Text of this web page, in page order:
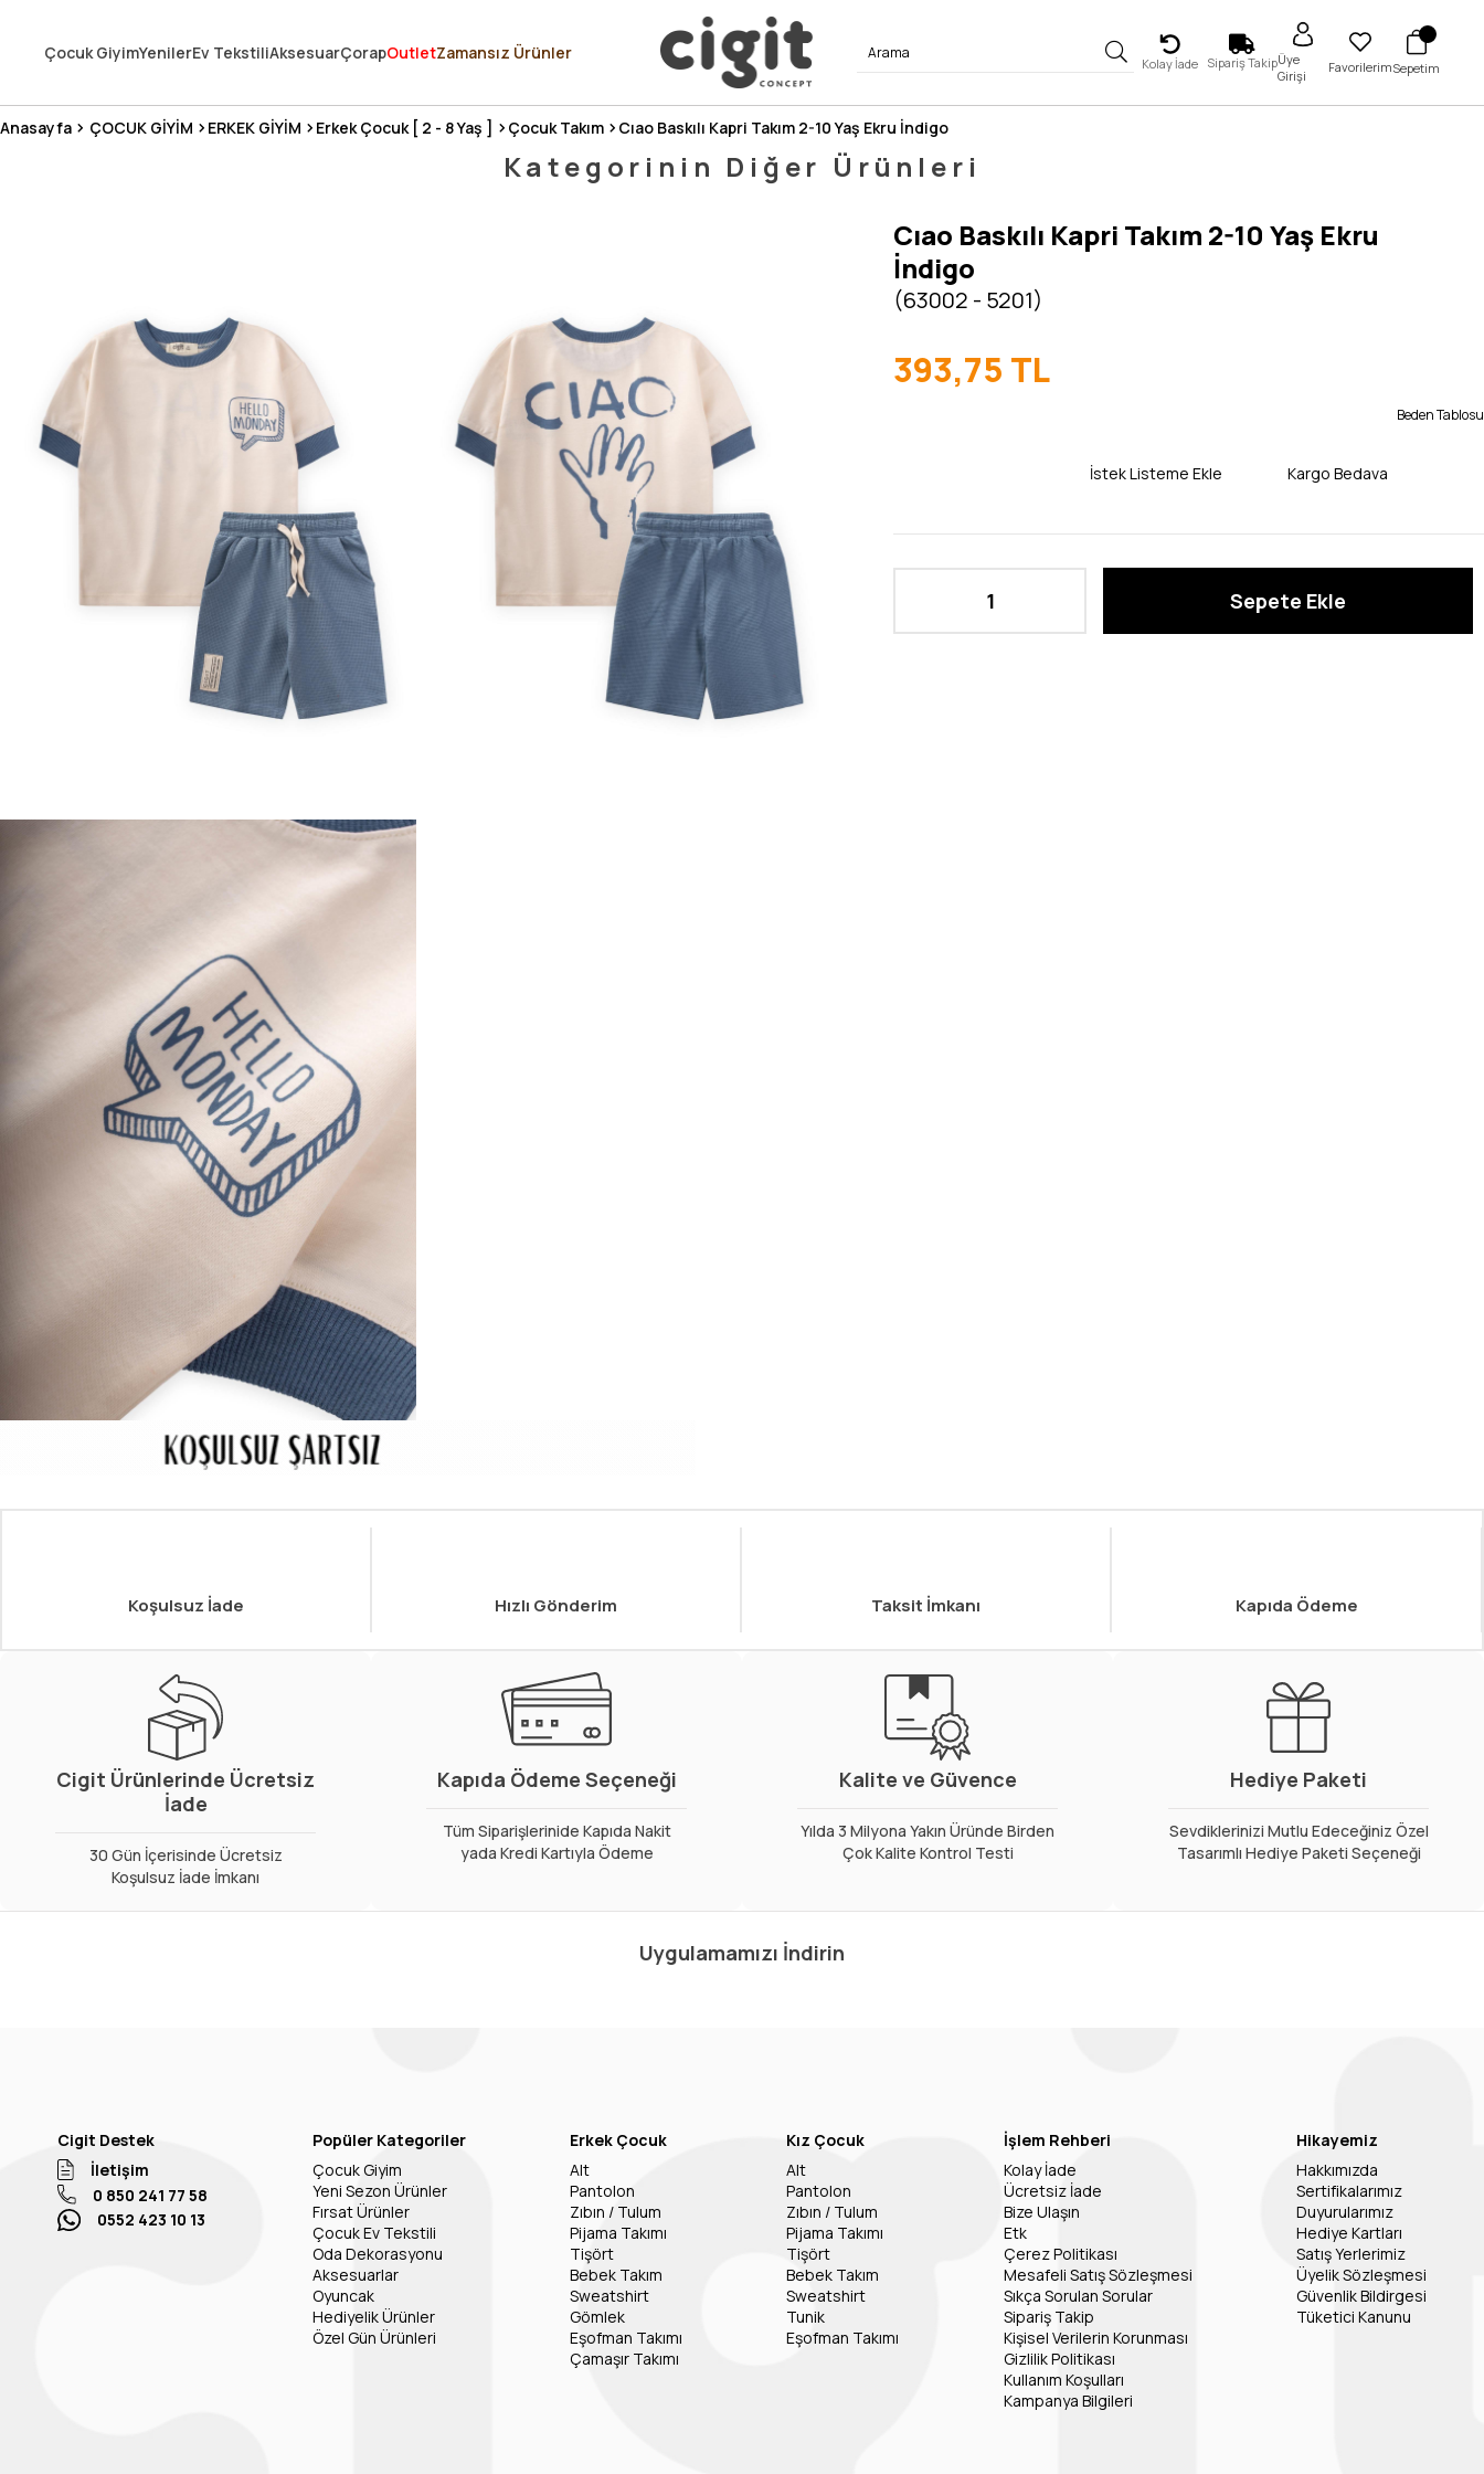
3 MİLYONDAN FAZLA MUTLU MÜŞTERİ ❤️ 10 MİLYON ÜRÜN
Çocuk GiyimYenilerEv TekstiliAksesuarÇorapOutletZamansız Ürünler
Kolay İade Sipariş TakipÜye
Girişi
FavorilerimSepetim
Anasayfa ÇOCUK GİYİM ERKEK GİYİM Erkek Çocuk [ 2 - 8 Yaş ] Çocuk Takım Cıao Baskılı Kapri Takım 2-10 Yaş Ekru İndigo
Kategorinin Diğer Ürünleri
Cıao Baskılı Kapri Takım 2-10 Yaş Ekru
İndigo
(63002 - 5201)
393,75 TL
Beden Tablosu
İstek Listeme Ekle Kargo Bedava
Koşulsuz İade Hızlı Gönderim Taksit İmkanı Kapıda Ödeme
Cigit Ürünlerinde Ücretsiz
İade
30 Gün İçerisinde Ücretsiz
Koşulsuz İade İmkanı
Kapıda Ödeme Seçeneği
Tüm Siparişlerinide Kapıda Nakit
yada Kredi Kartıyla Ödeme
Kalite ve Güvence
Yılda 3 Milyona Yakın Üründe Birden
Çok Kalite Kontrol Testi
Hediye Paketi
Sevdiklerinizi Mutlu Edeceğiniz Özel
Tasarımlı Hediye Paketi Seçeneği
Uygulamamızı İndirin
Cigit Destek
İletişim
0 850 241 77 58
0552 423 10 13
Popüler Kategoriler
Çocuk Giyim
Yeni Sezon Ürünler
Fırsat Ürünler
Çocuk Ev Tekstili
Oda Dekorasyonu
Aksesuarlar
Oyuncak
Hediyelik Ürünler
Özel Gün Ürünleri
Erkek Çocuk
Alt
Pantolon
Zıbın / Tulum
Pijama Takımı
Tişört
Bebek Takım
Sweatshirt
Gömlek
Eşofman Takımı
Çamaşır Takımı
Kız Çocuk
Alt
Pantolon
Zıbın / Tulum
Pijama Takımı
Tişört
Bebek Takım
Sweatshirt
Tunik
Eşofman Takımı
İşlem Rehberi
Kolay İade
Ücretsiz İade
Bize Ulaşın
Etk
Çerez Politikası
Mesafeli Satış Sözleşmesi
Sıkça Sorulan Sorular
Sipariş Takip
Kişisel Verilerin Korunması
Gizlilik Politikası
Kullanım Koşulları
Kampanya Bilgileri
Hikayemiz
Hakkımızda
Sertifikalarımız
Duyurularımız
Hediye Kartları
Satış Yerlerimiz
Üyelik Sözleşmesi
Güvenlik Bildirgesi
Tüketici Kanunu